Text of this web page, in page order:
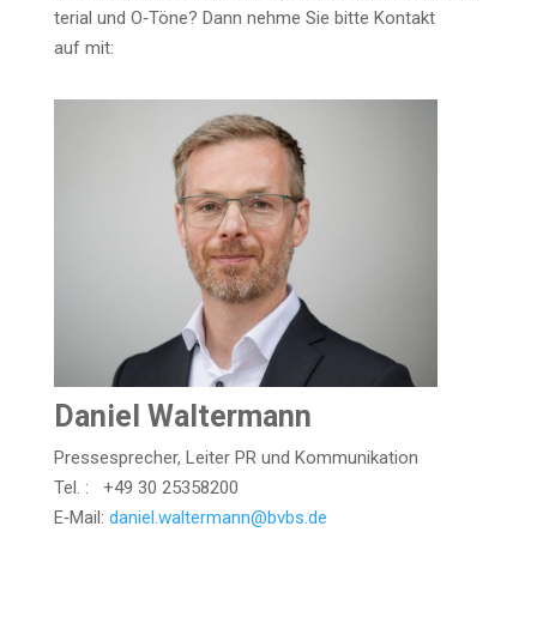
te­ri­al und O‑Töne? Dann neh­me Sie bit­te Kon­takt
auf mit:
Dani­el Waltermann
Pres­se­spre­cher, Lei­ter PR und Kommunikation
Tel. : +49 30 25358200
E‑Mail: daniel.waltermann@bvbs.de